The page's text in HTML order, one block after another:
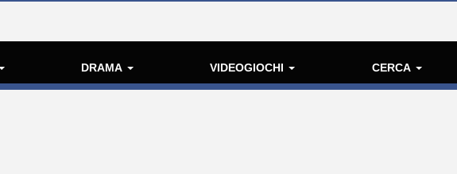
DRAMA VIDEOGIOCHI CERCA